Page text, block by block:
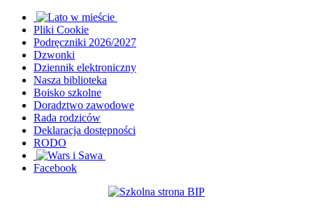
Pliki Cookie
Podręczniki 2026/2027
Dzwonki
Dziennik elektroniczny
Nasza biblioteka
Boisko szkolne
Doradztwo zawodowe
Rada rodziców
Deklaracja dostępności
RODO
Facebook